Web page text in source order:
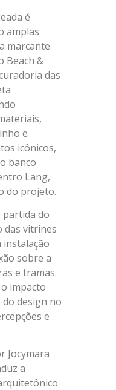
é
amplas
marcante
Beach &
das
e
icônicos,
banco
Lang,
do projeto.
do
das vitrines
sobre a
e tramas.
impacto
design no
e
Jocymara
a